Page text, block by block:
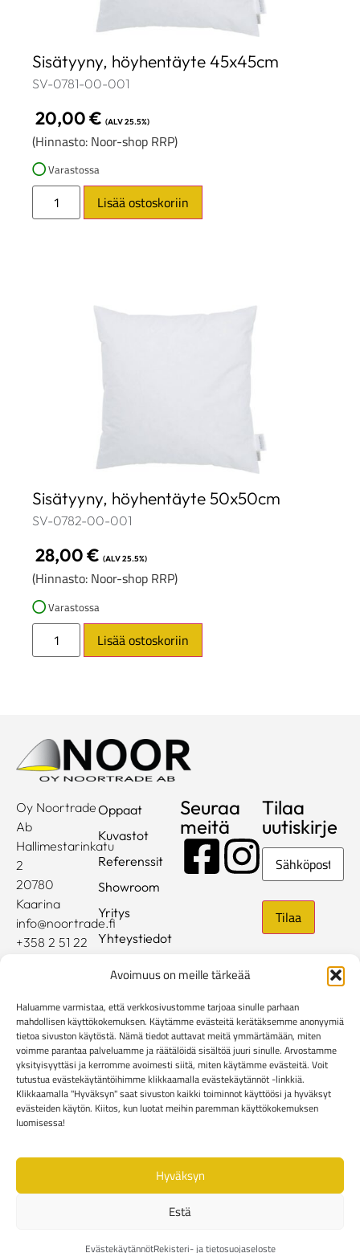
Avoimuus on meille tärkeää
Haluamme varmistaa, että verkkosivustomme tarjoaa sinulle parhaan
mahdollisen käyttökokemuksen. Käytämme evästeitä kerätäksemme anonyymiä
tietoa sivuston käytöstä. Nämä tiedot auttavat meitä ymmärtämään, miten
voimme parantaa palveluamme ja räätälöidä sisältöä juuri sinulle. Arvostamme
yksityisyyttäsi ja kerromme avoimesti siitä, miten käytämme evästeitä. Voit
tutustua evästekäytäntöihimme klikkaamalla evästekäytännöt -linkkiä.
Klikkaamalla "Hyväksyn" saat sivuston kaikki toiminnot käyttöösi ja hyväksyt
evästeiden käytön. Kiitos, kun luotat meihin paremman käyttökokemuksen
luomisessa!
Hyväksyn
Estä
EvästekäytännötRekisteri- ja tietosuojaseloste
Sisätyyny, höyhentäyte 45x45cm
SV-0781-00-001
20,00€ (ALV 25.5%)
(Hinnasto: Noor-shop RRP)
Varastossa
Lisää ostoskoriin
Sisätyyny, höyhentäyte 50x50cm
SV-0782-00-001
28,00€ (ALV 25.5%)
(Hinnasto: Noor-shop RRP)
Varastossa
Lisää ostoskoriin
Oy Noortrade
Ab
Hallimestarinkatu
2
20780
Kaarina
info@noortrade.fi
+358 2 51 22
Oppaat
Kuvastot
Referenssit
Showroom
Yritys
Yhteystiedot
Mediapankki
Seuraa
meitä
Tilaa
uutiskirje
Sähköposti
Rekisteri- ja tietosuojaseloste
Kuluttaja-asiakkaiden toimitusehdot
Yritysasiakkaiden toimitusehdotReklamaatiolomake
Evästekäytännöt